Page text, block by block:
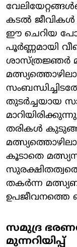
കടൽ
ഈ ചെറിയ
പൂർണ്ണമായി
ശാസ്ത്രജ്ഞർ
തുടർച്ചയായ
തരികൾ
കൂടാതെ
തകർന്ന
ഉപജീവനത്തെ
സമുദ്ര
മുന്നറിയിപ്പ്